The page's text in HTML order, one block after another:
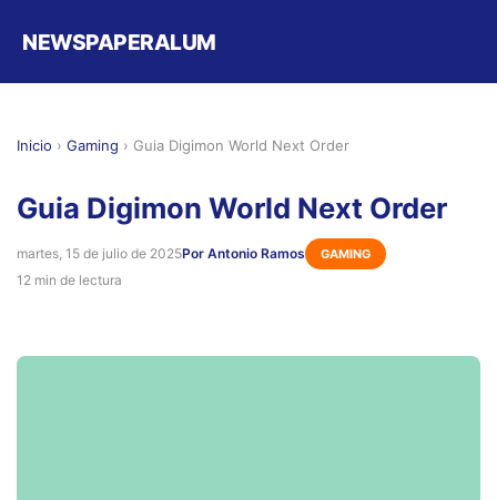
NEWSPAPERALUM
Inicio › Gaming › Guia Digimon World Next Order
Guia Digimon World Next Order
martes, 15 de julio de 2025Por Antonio Ramos GAMING
12 min de lectura